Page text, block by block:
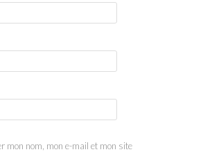
mon nom, mon e-mail et mon site